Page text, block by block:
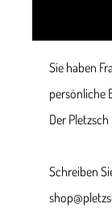
Sie haben
persönliche
Der
Schreiben